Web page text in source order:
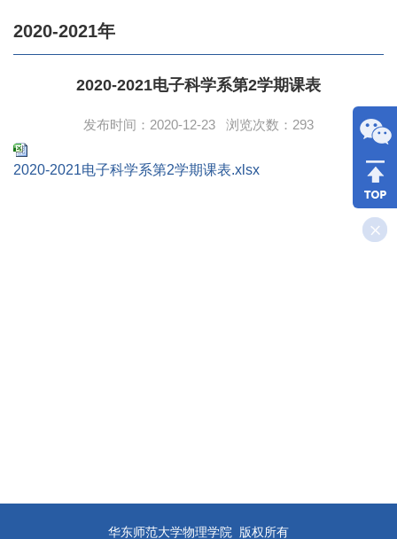
2020-2021年
2020-2021电子科学系第2学期课表
发布时间：2020-12-23 浏览次数： 293
2020-2021电子科学系第2学期课表.xlsx
华东师范大学物理学院 版权所有